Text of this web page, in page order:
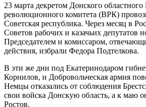
23 марта декретом Донского
революционного комитета (ВРК)
Советская республика. Через месяц в
Советов рабочих и казачьих депутатов
Председателем и комиссаром,
действия, избрали Федора Подтелкова.
В эти же дни под Екатеринодаром
Корнилов, и Добровольческая армия
Немцы отказались от соблюдения
свои войска Донскую область, а к маю
Ростов.